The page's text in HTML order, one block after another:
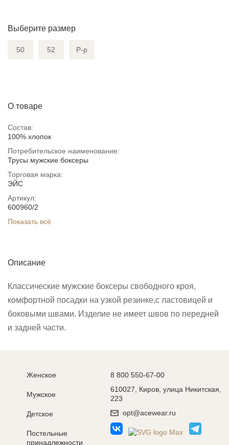
Выберите размер
50 52 Р-р
О товаре
Состав:
100% хлопок
Потребительское наименование:
Трусы мужские боксеры
Торговая марка:
ЭЙС
Артикул:
600960/2
Показать всё
Описание
Классические мужские боксеры свободного кроя,
комфортной посадки на узкой резинке,с ластовицей и
боковыми швами. Изделие не имеет швов по передней
и задней части.
Женское
Мужское
Детское
Постельные
принадлежности
8 800 550-67-00
610027, Киров, улица Никитская,
223
opt@acewear.ru